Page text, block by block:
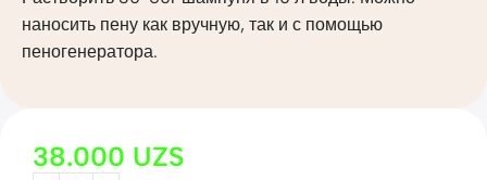
наносить пену как вручную, так и с помощью
пеногенератора.
38.000 UZS